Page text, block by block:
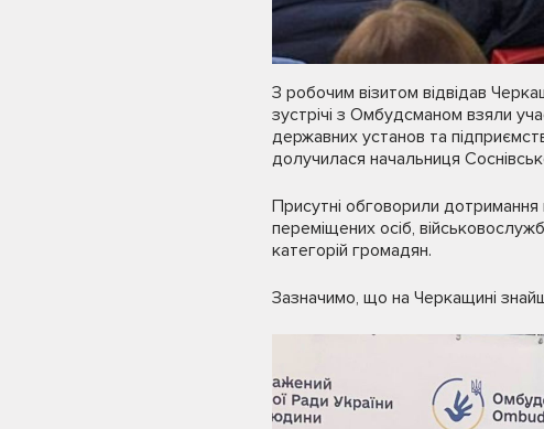
З робочим візитом відвідав
зустрічі з Омбудсманом взяли
державних установ та
долучилася начальниця
Присутні обговорили дотримання
переміщених осіб,
категорій громадян.
Зазначимо, що на Черкащині